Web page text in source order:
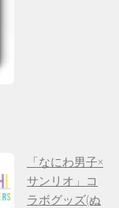
「なにわ男子×
サンリオ」コ
ラボグッズ(ぬ